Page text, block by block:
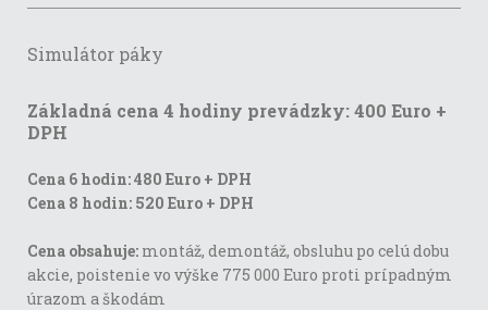
Simulátor páky
Základná cena 4 hodiny prevádzky: 400 Euro +
DPH
Cena 6 hodin: 480 Euro + DPH
Cena 8 hodin: 520 Euro + DPH
Cena obsahuje: montáž, demontáž, obsluhu po celú dobu
akcie, poistenie vo výške 775 000 Euro proti prípadným
úrazom a škodám